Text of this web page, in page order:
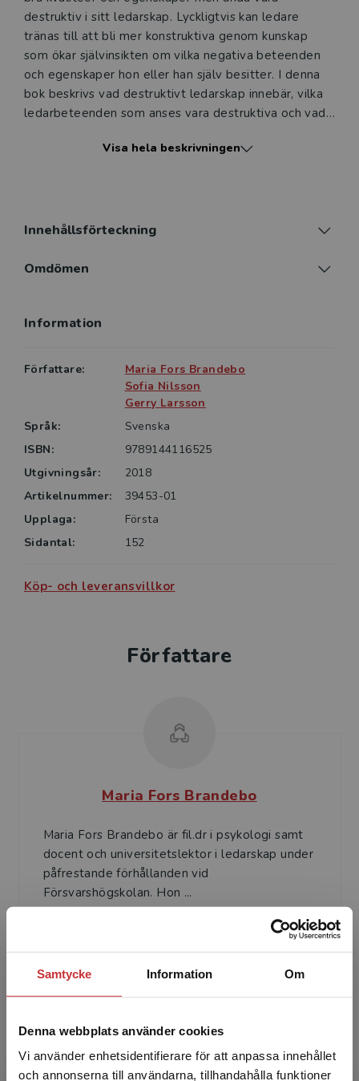
Samtycke Information Om
Denna webbplats använder cookies
Vi använder enhetsidentifierare för att anpassa innehållet
och annonserna till användarna, tillhandahålla funktioner
destruktiv i sitt ledarskap. Lyckligtvis kan ledare
tränas till att bli mer konstruktiva genom kunskap
som ökar självinsikten om vilka negativa beteenden
och egenskaper hon eller han själv besitter. I denna
bok beskrivs vad destruktivt ledarskap innebär, vilka
ledarbeteenden som anses vara destruktiva och vad
av beteenden. Boken redovisar även konsekvenserna
på destruktivt ledarskap. Destruktivt ledarskap riktar
högskolor men också till ledare, chefer och
aspekter av ledarskapet och hur man kan arbeta med
att minimera destruktiva ledarbeteenden. Boken
vänder sig även till personer som arbetar med
ledarskap såsom personalvetare, HR-specialister och
Visa hela beskrivningen
Innehållsförteckning
Omdömen
Information
Författare:
Maria Fors Brandebo
Sofia Nilsson
Gerry Larsson
Språk:
Svenska
ISBN:
9789144116525
Utgivningsår:
2018
Artikelnummer:
39453-01
Upplaga:
Första
Sidantal:
152
Köp- och leveransvillkor
Författare
Maria Fors Brandebo
Maria Fors Brandebo är fil.dr i psykologi samt
docent och universitetslektor i ledarskap under
påfrestande förhållanden vid
Försvarshögskolan. Hon ...